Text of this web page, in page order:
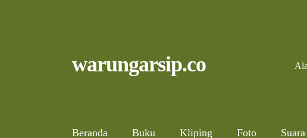
to
to
warungarsip.co
Beranda Buku Kliping Foto Suara